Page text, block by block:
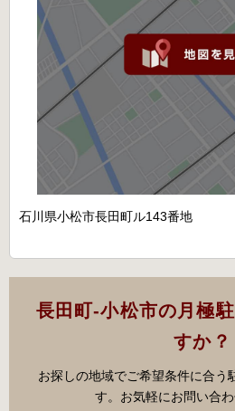
石川県小松市長田町ル143番地
長田町-小松市の月極
すか？
お探しの地域でご希望条件に合う
す。お気軽にお問い合わ